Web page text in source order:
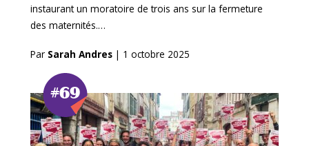
instaurant un moratoire de trois ans sur la fermeture
des maternités.…
Par Sarah Andres | 1 octobre 2025
#69